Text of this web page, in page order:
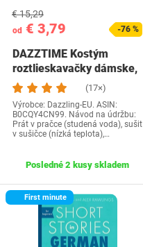
od € 3,79
€ 15,29
-76 %
DAZZTIME Kostým
roztlieskavačky dámske,
kostým…
(17×)
Výrobce: Dazzling-EU. ASIN:
B0CQY4CN99. Návod na údržbu:
Prát v pračce (studená voda), sušit
v sušičce (nízká teplota),…
Posledné 2 kusy skladem
First minute